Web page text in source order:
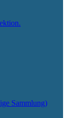
Sammlung)